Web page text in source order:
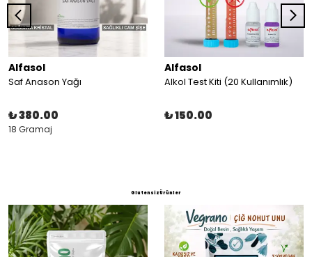
Alfasol
Saf Anason Yağı
₺ 380.00
18 Gramaj
Alfasol
Alkol Test Kiti (20 Kullanımlık)
₺ 150.00
Glutensiz Ürünler